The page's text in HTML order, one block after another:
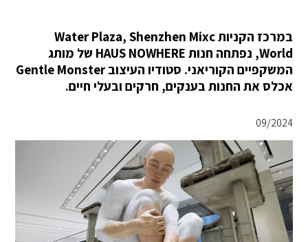
במרכז הקניות Water Plaza, Shenzhen Mixc
World, נפתחה חנות HAUS NOWHERE של מותג
המשקפיים הקוריאני. סטודיו העיצוב Gentle Monster
אכלס את החנות בענקים, חרקים ובעלי חיים.
09/2024